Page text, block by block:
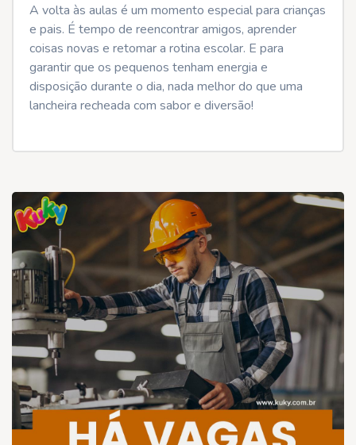
A volta às aulas é um momento especial para crianças
e pais. É tempo de reencontrar amigos, aprender
coisas novas e retomar a rotina escolar. E para
garantir que os pequenos tenham energia e
disposição durante o dia, nada melhor do que uma
lancheira recheada com sabor e diversão!